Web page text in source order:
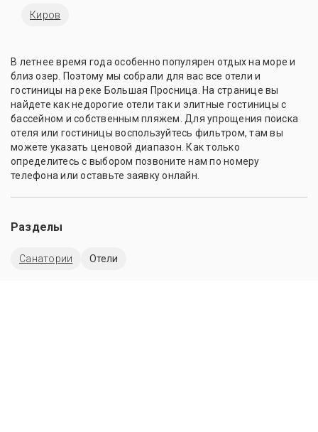
Киров
В летнее время года особенно популярен отдых на море и
близ озер. Поэтому мы собрали для вас все отели и
гостиницы на реке Большая Просница. На странице вы
найдете как недорогие отели так и элитные гостиницы с
бассейном и собственным пляжем. Для упрощения поиска
отеля или гостиницы воспользуйтесь фильтром, там вы
можете указать ценовой диапазон. Как только
определитесь с выбором позвоните нам по номеру
телефона или оставьте заявку онлайн.
Разделы
Санатории Отели